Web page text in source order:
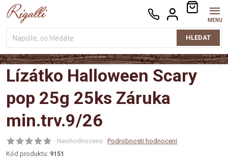
Přejít
na
HLEDAT
NÁKUPNÍ
KOŠÍK
Lízátko Halloween Scary
pop 25g 25ks Záruka
min.trv.9/26
Neohodnoceno Podrobnosti hodnocení
Kód produktu: 9151